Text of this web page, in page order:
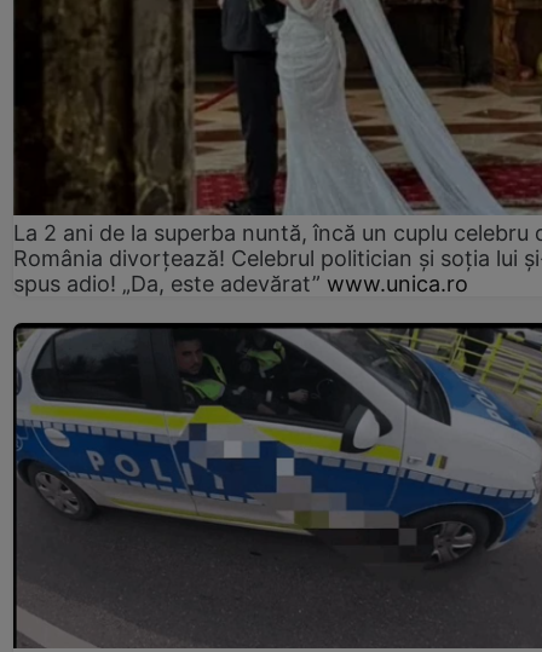
La 2 ani de la superba nuntă, încă un cuplu celebru
România divorțează! Celebrul politician și soția lui
spus adio! „Da, este adevărat” www.unica.ro